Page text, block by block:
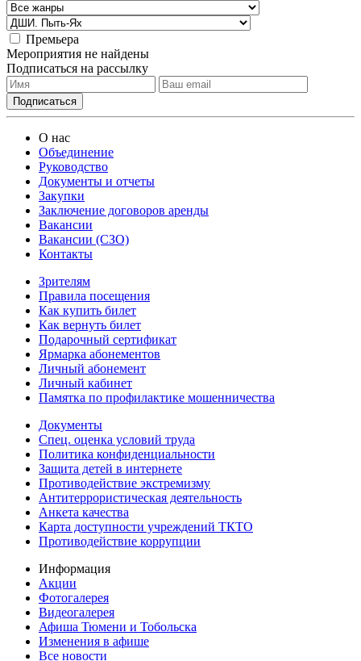
Премьера
Мероприятия не найдены
Подписаться на рассылку
О нас
Объединение
Руководство
Документы и отчеты
Закупки
Заключение договоров аренды
Вакансии
Вакансии (СЗО)
Контакты
Зрителям
Правила посещения
Как купить билет
Как вернуть билет
Подарочный сертификат
Ярмарка абонементов
Личный абонемент
Личный кабинет
Памятка по профилактике мошенничества
Документы
Спец. оценка условий труда
Политика конфиденциальности
Защита детей в интернете
Противодействие экстремизму
Антитеррористическая деятельность
Анкета качества
Карта доступности учреждений ТКТО
Противодействие коррупции
Информация
Акции
Фотогалерея
Видеогалерея
Афиша Тюмени и Тобольска
Изменения в афише
Все новости